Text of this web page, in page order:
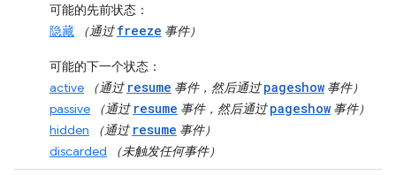
可能的先前状态 ：
隐藏
（通过freeze 事件）
可能的下一个状态 ：
active
（通过 resume 事件，然后通过pageshow 事件）
passive
（通过 resume 事件，然后通过pageshow 事件）
hidden
（通过 resume 事件）
discarded
（未触发任何事件）